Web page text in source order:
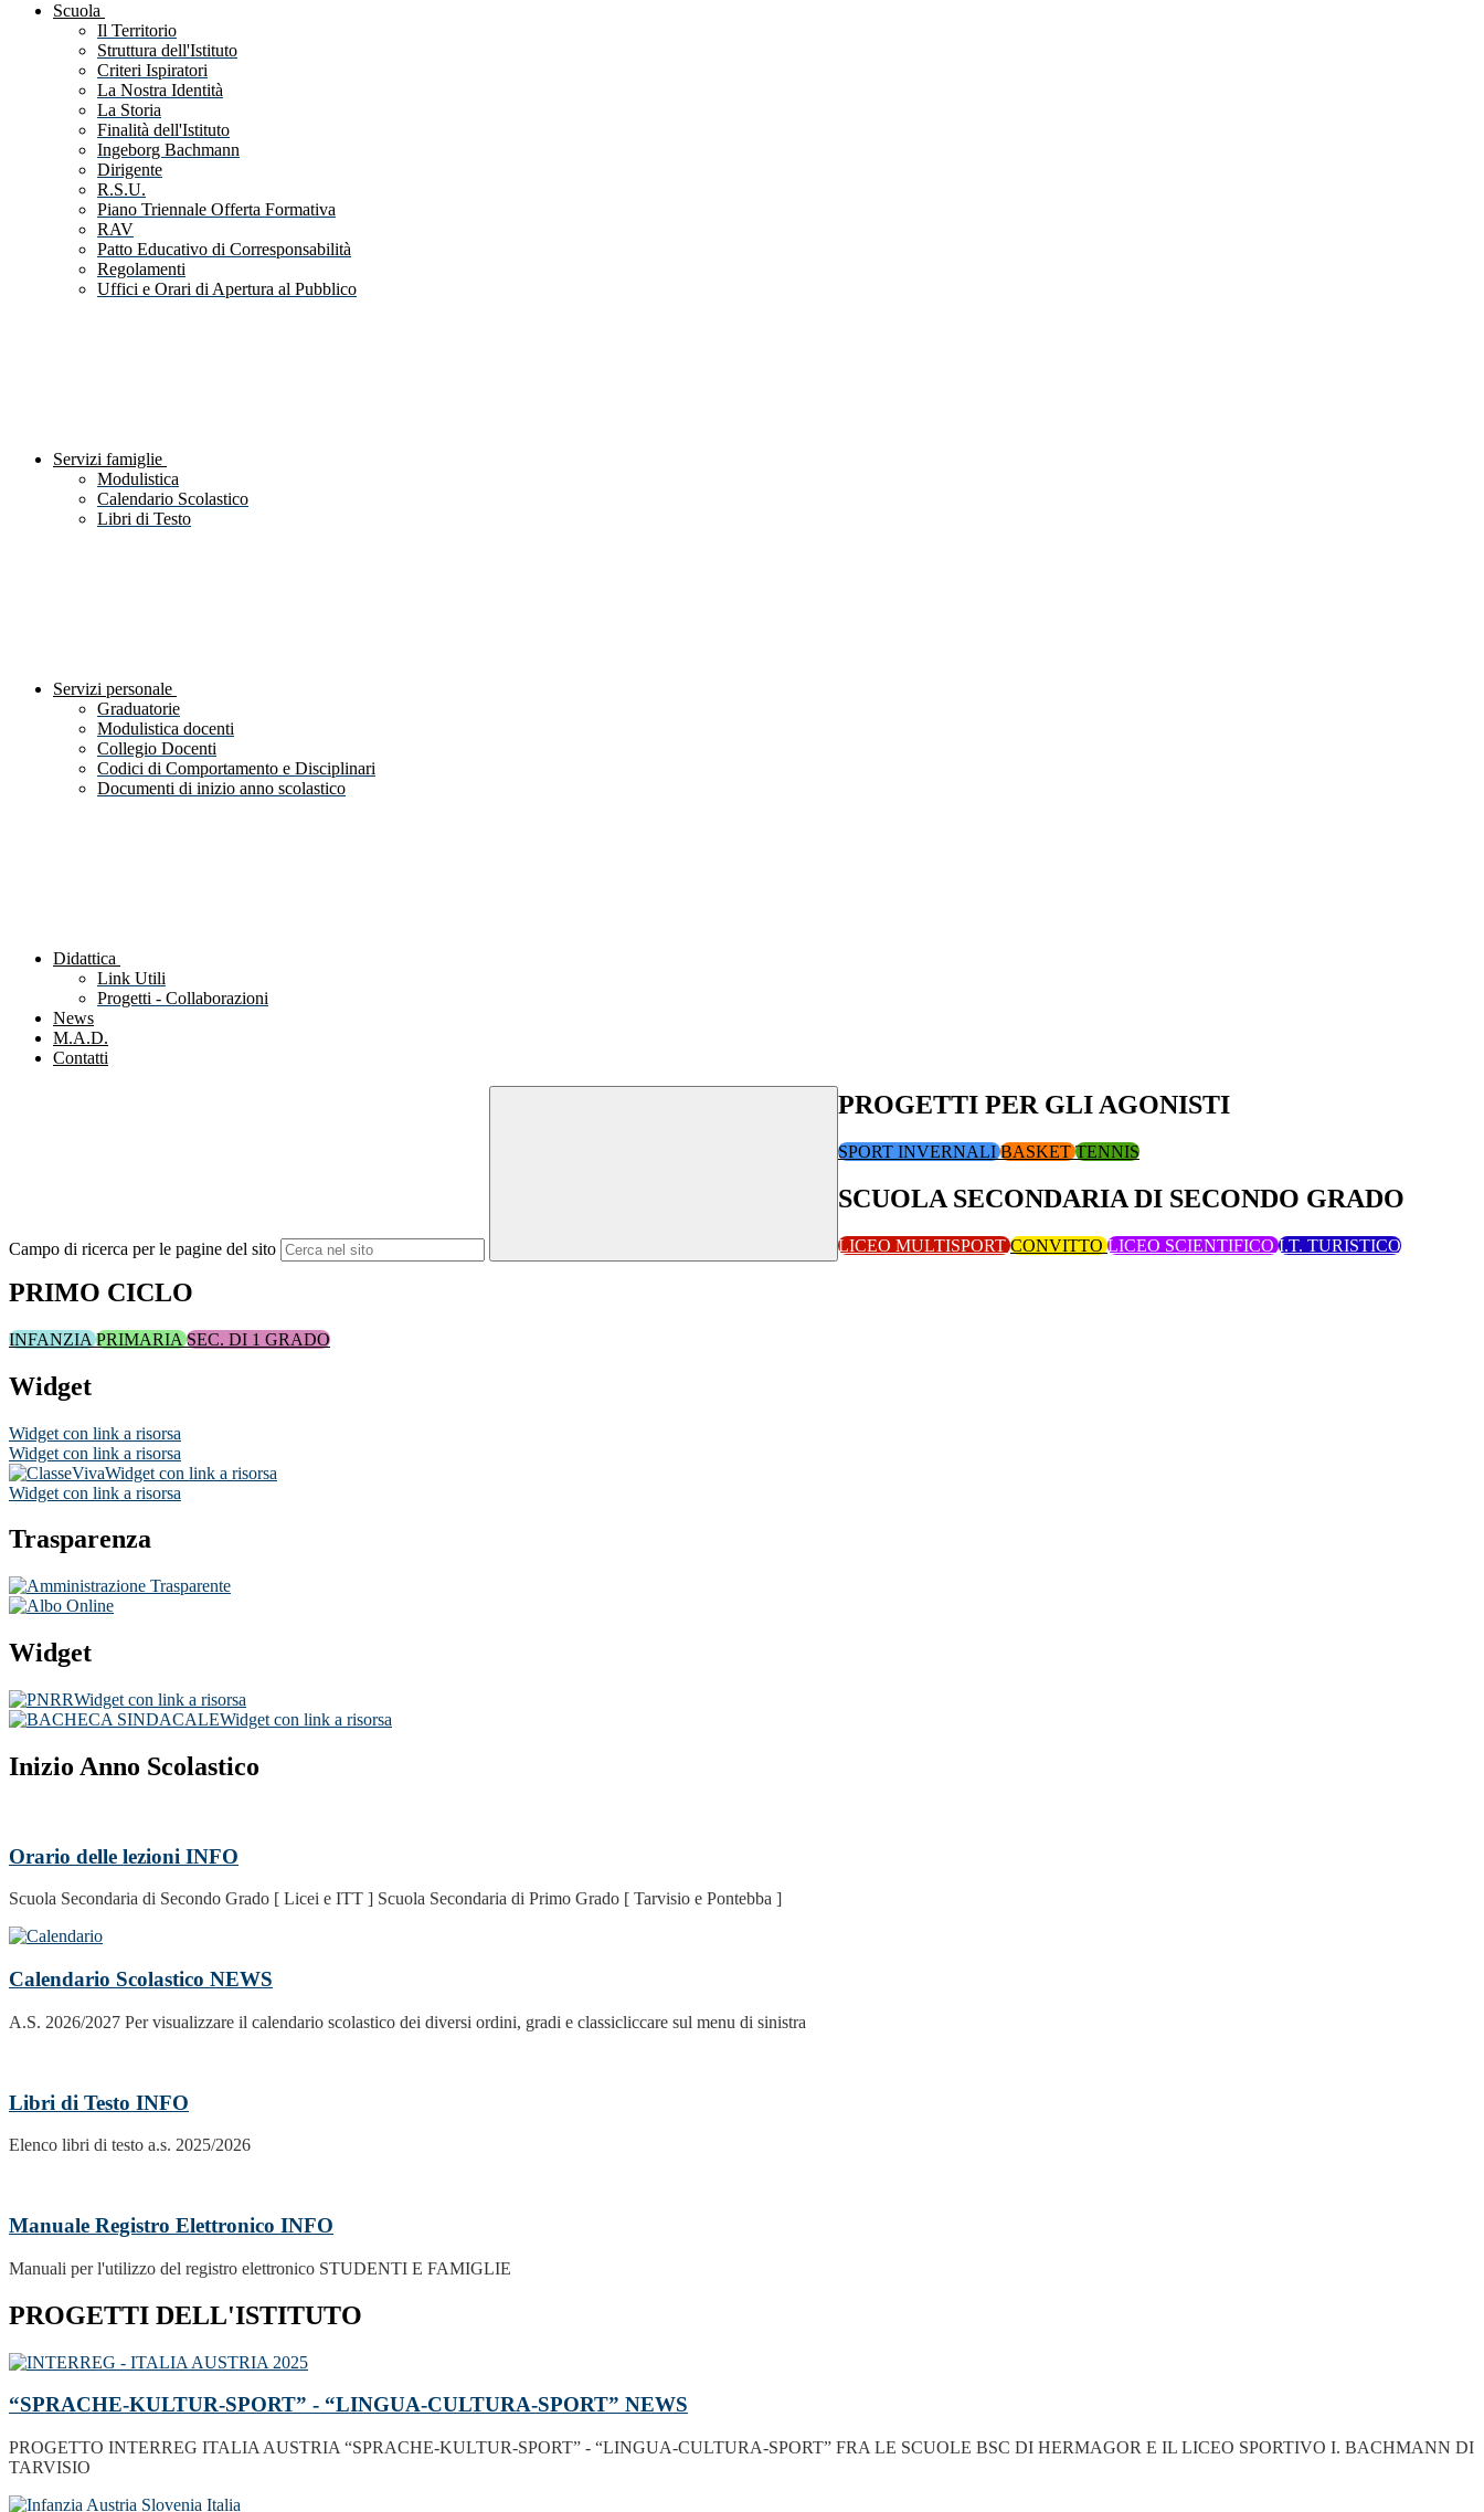
Scuola
Il Territorio
Struttura dell'Istituto
Criteri Ispiratori
La Nostra Identità
La Storia
Finalità dell'Istituto
Ingeborg Bachmann
Dirigente
R.S.U.
Piano Triennale Offerta Formativa
RAV
Patto Educativo di Corresponsabilità
Regolamenti
Uffici e Orari di Apertura al Pubblico
Servizi famiglie
Modulistica
Calendario Scolastico
Libri di Testo
Servizi personale
Graduatorie
Modulistica docenti
Collegio Docenti
Codici di Comportamento e Disciplinari
Documenti di inizio anno scolastico
Didattica
Link Utili
Progetti - Collaborazioni
News
M.A.D.
Contatti
Campo di ricerca per le pagine del sito
PROGETTI PER GLI AGONISTI
SPORT INVERNALIBASKETTENNIS
SCUOLA SECONDARIA DI SECONDO GRADO
LICEO MULTISPORTCONVITTOLICEO SCIENTIFICOI.T. TURISTICO
PRIMO CICLO
INFANZIAPRIMARIASEC. DI 1 GRADO
Widget
Widget con link a risorsa
Widget con link a risorsa
Widget con link a risorsa
Widget con link a risorsa
Trasparenza
Widget
Widget con link a risorsa
Widget con link a risorsa
Inizio Anno Scolastico
Orario delle lezioni INFO
Scuola Secondaria di Secondo Grado [ Licei e ITT ] Scuola Secondaria di Primo Grado [ Tarvisio e Pontebba ]
Calendario Scolastico NEWS
A.S. 2026/2027 Per visualizzare il calendario scolastico dei diversi ordini, gradi e classicliccare sul menu di sinistra
Libri di Testo INFO
Elenco libri di testo a.s. 2025/2026
Manuale Registro Elettronico INFO
Manuali per l'utilizzo del registro elettronico STUDENTI E FAMIGLIE
PROGETTI DELL'ISTITUTO
“SPRACHE-KULTUR-SPORT” - “LINGUA-CULTURA-SPORT” NEWS
PROGETTO INTERREG ITALIA AUSTRIA “SPRACHE-KULTUR-SPORT” - “LINGUA-CULTURA-SPORT” FRA LE SCUOLE BSC DI HERMAGOR E IL LICEO SPORTIVO I. BACHMANN DI
TARVISIO